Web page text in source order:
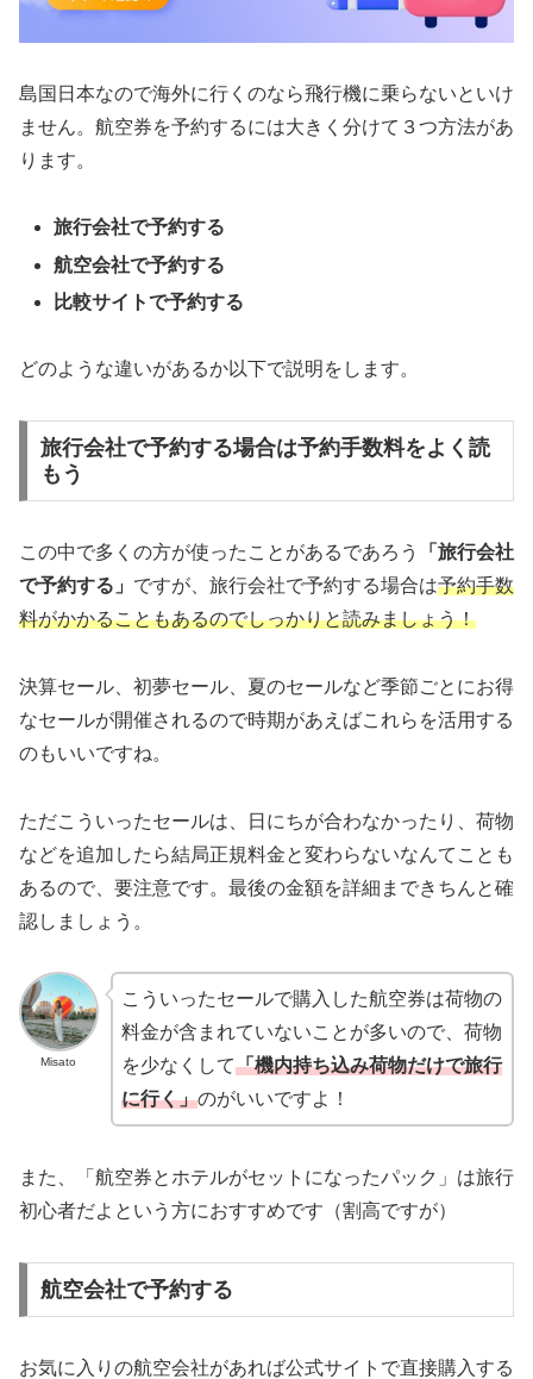
島国日本なので海外に行くのなら飛行機に乗らないといけ
ません。航空券を予約するには大きく分けて３つ方法があ
ります。
旅行会社で予約する
航空会社で予約する
比較サイトで予約する
どのような違いがあるか以下で説明をします。
旅行会社で予約する場合は予約手数料をよく読
もう
この中で多くの方が使ったことがあるであろう
「旅行会社
で予約する」 ですが、旅行会社で予約する場合は予約手数
料がかかることもあるのでしっかりと読みましょう！
決算セール、初夢セール、夏のセールなど季節ごとにお得
なセールが開催されるので時期があえばこれらを活用する
のもいいですね。
ただこういったセールは、日にちが合わなかったり、荷物
などを追加したら結局正規料金と変わらないなんてことも
あるので、要注意です。最後の金額を詳細まできちんと確
認しましょう。
Misato
こういったセールで購入した航空券は荷物の
料金が含まれていないことが多いので、荷物
を少なくして「機内持ち込み荷物だけで旅行
に行く」のがいいですよ！
また、「航空券とホテルがセットになったパック」は旅行
初心者だよという方におすすめです（割高ですが）
航空会社で予約する
お気に入りの航空会社があれば公式サイトで直接購入する